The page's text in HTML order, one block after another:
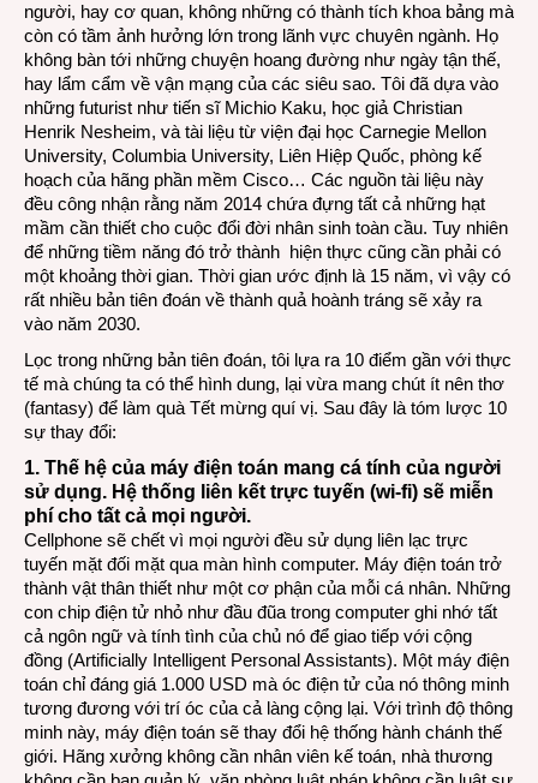
người, hay cơ quan, không những có thành tích khoa bảng mà
còn có tầm ảnh hưởng lớn trong lãnh vực chuyên ngành. Họ
không bàn tới những chuyện hoang đường như ngày tận thế,
hay lẩm cẩm về vận mạng của các siêu sao. Tôi đã dựa vào
những futurist như tiến sĩ Michio Kaku, học giả Christian
Henrik Nesheim, và tài liệu từ viện đại học Carnegie Mellon
University, Columbia University, Liên Hiệp Quốc, phòng kế
hoạch của hãng phần mềm Cisco… Các nguồn tài liệu này
đều công nhận rằng năm 2014 chứa đựng tất cả những hạt
mầm cần thiết cho cuộc đổi đời nhân sinh toàn cầu. Tuy nhiên
để những tiềm năng đó trở thành hiện thực cũng cần phải có
một khoảng thời gian. Thời gian ước định là 15 năm, vì vậy có
rất nhiều bản tiên đoán về thành quả hoành tráng sẽ xảy ra
vào năm 2030.
Lọc trong những bản tiên đoán, tôi lựa ra 10 điểm gần với thực
tế mà chúng ta có thể hình dung, lại vừa mang chút ít nên thơ
(fantasy) để làm quà Tết mừng quí vị. Sau đây là tóm lược 10
sự thay đổi:
1. Thế hệ của máy điện toán mang cá tính của người
sử dụng. Hệ thống liên kết trực tuyến (wi-fi) sẽ miễn
phí cho tất cả mọi người.
Cellphone sẽ chết vì mọi người đều sử dụng liên lạc trực
tuyến mặt đối mặt qua màn hình computer. Máy điện toán trở
thành vật thân thiết như một cơ phận của mỗi cá nhân. Những
con chip điện tử nhỏ như đầu đũa trong computer ghi nhớ tất
cả ngôn ngữ và tính tình của chủ nó để giao tiếp với cộng
đồng (Artificially Intelligent Personal Assistants). Một máy điện
toán chỉ đáng giá 1.000 USD mà óc điện tử của nó thông minh
tương đương với trí óc của cả làng cộng lại. Với trình độ thông
minh này, máy điện toán sẽ thay đổi hệ thống hành chánh thế
giới. Hãng xưởng không cần nhân viên kế toán, nhà thương